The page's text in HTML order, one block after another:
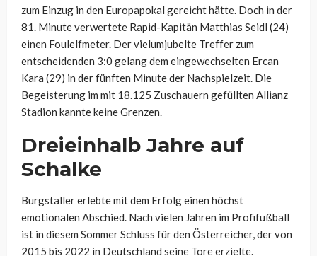
zum Einzug in den Europapokal gereicht hätte. Doch in der
81. Minute verwertete Rapid-Kapitän Matthias Seidl (24)
einen Foulelfmeter. Der vielumjubelte Treffer zum
entscheidenden 3:0 gelang dem eingewechselten Ercan
Kara (29) in der fünften Minute der Nachspielzeit. Die
Begeisterung im mit 18.125 Zuschauern gefüllten Allianz
Stadion kannte keine Grenzen.
Dreieinhalb Jahre auf
Schalke
Burgstaller erlebte mit dem Erfolg einen höchst
emotionalen Abschied. Nach vielen Jahren im Profifußball
ist in diesem Sommer Schluss für den Österreicher, der von
2015 bis 2022 in Deutschland seine Tore erzielte.